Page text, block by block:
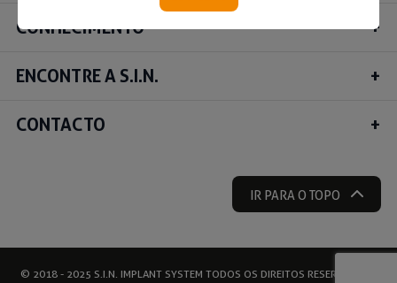
Educação
Área científica
Onde Estamos
CONHECIMENTO
ENCONTRE A S.I.N.
CONTACTO
IR PARA O TOPO
© 2018 - 2025 S.I.N. IMPLANT SYSTEM TODOS OS DIREITOS RESERVADOS |